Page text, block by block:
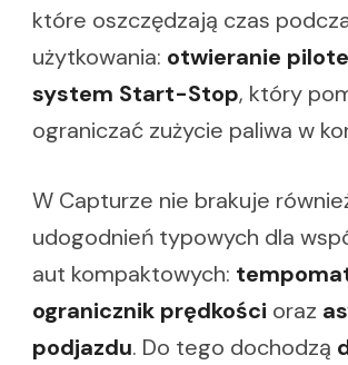
które oszczędzają czas
użytkowania: otwieranie
system Start-Stop, który
ograniczać zużycie paliwa w
W Capturze nie brakuje
udogodnień typowych dla
aut kompaktowych:
ogranicznik prędkości oraz
podjazdu. Do tego dochodzą